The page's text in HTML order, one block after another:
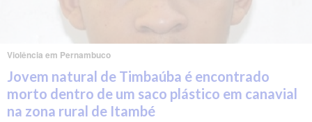
Violência em Pernambuco
Jovem natural de Timbaúba é encontrado
morto dentro de um saco plástico em canavial
na zona rural de Itambé